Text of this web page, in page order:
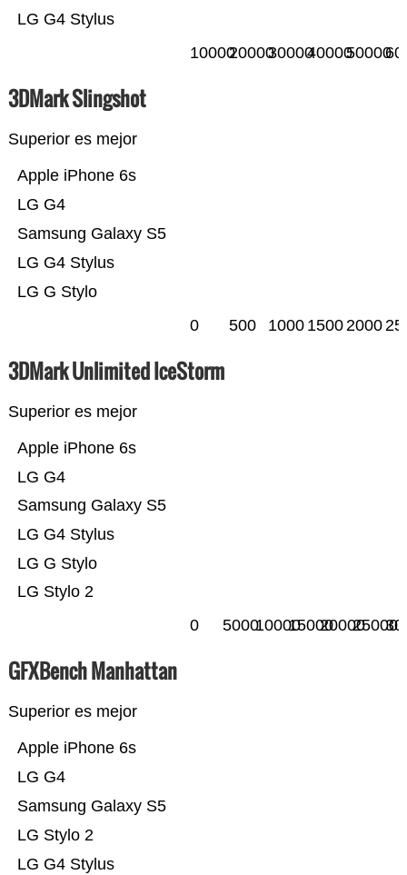
LG G4 Stylus
1000020000300004000050000
3DMark Slingshot
Superior es mejor
LG G Stylo
LG G4 Stylus
Samsung Galaxy S5
LG G4
Apple iPhone 6s
0 500 1000 15002000
3DMark Unlimited IceStorm
Superior es mejor
LG Stylo 2
LG G Stylo
LG G4 Stylus
Samsung Galaxy S5
LG G4
Apple iPhone 6s
0 500010000150002000025000
GFXBench Manhattan
Superior es mejor
LG G4 Stylus
LG Stylo 2
Samsung Galaxy S5
LG G4
Apple iPhone 6s